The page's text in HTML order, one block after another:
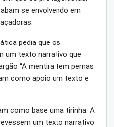
se envolvendo em
pedia que os
um texto narrativo que
“A mentira tem pernas
como apoio um texto e
como base uma tirinha. A
um texto narrativo